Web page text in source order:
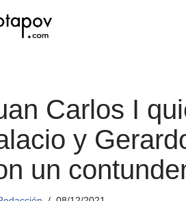
Carlos I
y
un